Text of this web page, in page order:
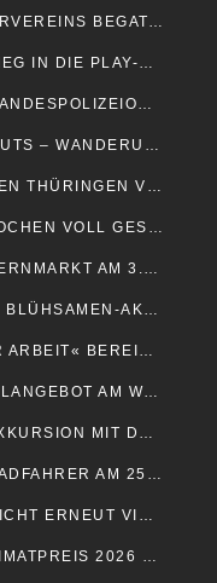
REITTURNIER DES REIT- UND FAHRVEREINS BEGATAL
HSG STARTET MIT DEUTLICHEM SIEG IN DIE PLAY-OFFS
450 JAHRE ABS – KONZERT DES LANDESPOLIZEIORCHESTERS NRW
DAS GEHEIMNIS DES WILDEN KRAUTS – WANDERUNG FÜR FAMILIEN
HSG WILL IN DEN PLAY-OFFS GEGEN THÜRINGEN VORLEGEN
SCHILLERWEG FÜR ETWA DREI WOCHEN VOLL GESPERRT
BLOMBERGER BLUMEN- UND BAUERNMARKT AM 3. MAI
MEHR NATUR VOR DER HAUSTÜR: BLÜHSAMEN-AKTION
WOCHENMARKT WEGEN »TAG DER ARBEIT« BEREITS AM 30. APRIL
NEUES WEGEBEGLEITENDES SPIELANGEBOT AM WEINBERG
WAS SINGT DENN DA? – VOGEL-EXKURSION MIT DEM NABU
ERSTE-HILFE-KURS FÜR MOTORRADFAHRER AM 25. APRIL
13. AUSBILDUNGSMESSE VERSPRICHT ERNEUT VIEL ABWECHSLUNG
GEWINNER FÜR BLOMBERGER HEIMATPREIS 2026 GESUCHT